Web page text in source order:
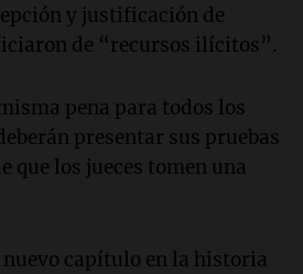
y justificación de
de “recursos ilícitos”.
pena para todos los
presentar sus pruebas
que los jueces tomen una
nuevo capítulo en la historia